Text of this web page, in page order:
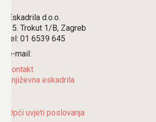
Eskadrila d.o.o.
15. Trokut 1/B, Zagreb
tel: 01 6539 645
e-mail:
kontakt
književna eskadrila
Opći uvjeti poslovanja